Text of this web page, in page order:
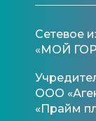
Сетевое
«МОЙ
ООО
«Прайм